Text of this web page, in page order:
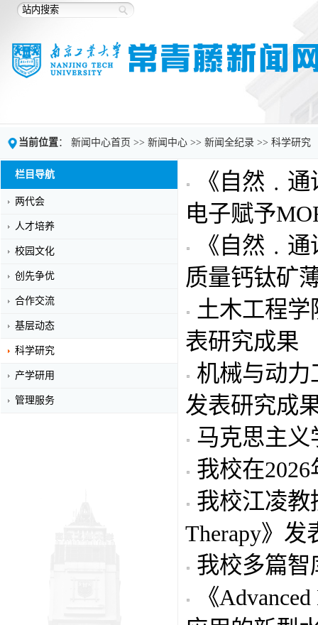
当前位置： 新闻中心首页 >> 新闻中心 >> 新闻全纪录 >> 科学研究
栏目导航
两代会
人才培养
校园文化
创先争优
合作交流
基层动态
科学研究
产学研用
管理服务
《自然﹒
电子赋予
《自然﹒
质量钙钛矿
土木工程
表研究成果
机械与动力
发表研究成
马克思主义
我校在
我校江凌教
Therapy》
我校多篇智
《